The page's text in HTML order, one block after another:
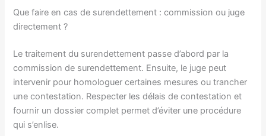
Que faire en cas de surendettement : commission ou juge
directement ?
Le traitement du surendettement passe d’abord par la
commission de surendettement. Ensuite, le juge peut
intervenir pour homologuer certaines mesures ou trancher
une contestation. Respecter les délais de contestation et
fournir un dossier complet permet d’éviter une procédure
qui s’enlise.